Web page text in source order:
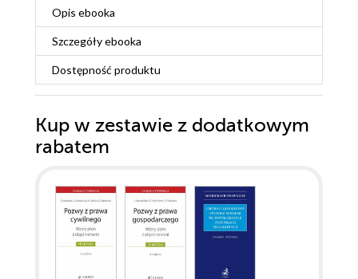
Opis ebooka
Szczegółyebooka
Dostępność produktu
Kup w zestawie z dodatkowym
rabatem